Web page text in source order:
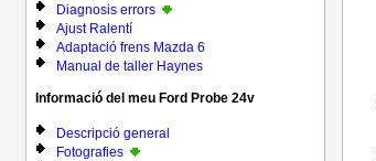
Diagnosis errors
Ajust Ralentí
Adaptació frens Mazda 6
Manual de taller Haynes
Informació del meu Ford Probe 24v
Descripció general
Fotografies